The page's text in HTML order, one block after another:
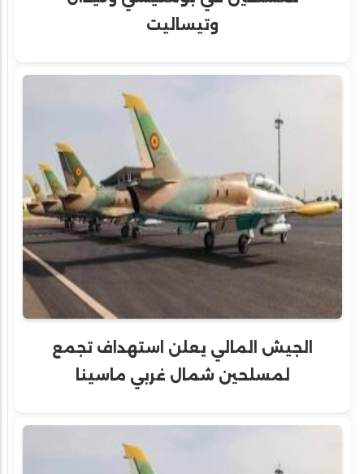
وتيساليت
الجيش المالي يعلن استهداف تجمع
لمسلحين شمال غربي ماسينا